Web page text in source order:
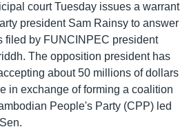
court Tuesday issues a warrant
president Sam Rainsy to answer
filed by FUNCINPEC president
The opposition president has
about 50 millions of dollars
in exchange of forming a coalition
People's Party (CPP) led